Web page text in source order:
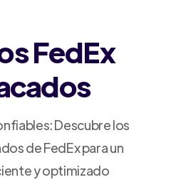
FedEx
Descubre los
de FedEx para un
y optimizado